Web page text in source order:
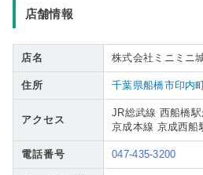
店舗情報
店名 株式会社ミニミニ
住所 千葉県船橋市印内
アクセス
JR総武線 西船橋
京成本線 京成西船
電話番号 047-435-3200